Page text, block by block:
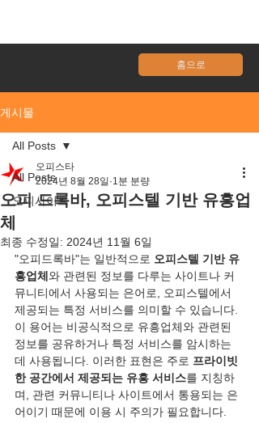
홈으로
게시물
All Posts
오피사이트
All Posts
오피 드록바, 오피스텔 기반 유흥업
체
오피스타
2024년 8월 28일 1분 분량
최종 수정일: 2024년 11월 6일
"오피드록바"는 일반적으로 오피스텔 기반 유
흥업체 와 관련된 정보를 다루는 사이트나 커
뮤니티에서 사용되는 은어로, 오피스텔에서
제공되는 특정 서비스를 의미할 수 있습니다.
이 용어는 비공식적으로 유흥업체와 관련된
정보를 공유하거나 특정 서비스를 암시하는
데 사용됩니다. 이러한 표현은 주로 프라이빗
한 공간에서 제공되는 유흥 서비스를 지칭하
며, 관련 커뮤니티나 사이트에서 통용되는 은
어이기 때문에 이용 시 주의가 필요합니다.